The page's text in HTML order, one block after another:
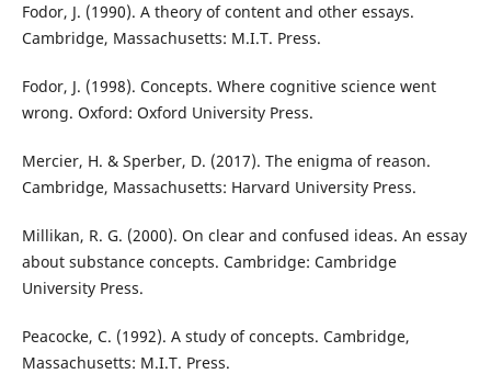
Fodor, J. (1990). A theory of content and other essays.
Cambridge, Massachusetts: M.I.T. Press.
Fodor, J. (1998). Concepts. Where cognitive science went
wrong. Oxford: Oxford University Press.
Mercier, H. & Sperber, D. (2017). The enigma of reason.
Cambridge, Massachusetts: Harvard University Press.
Millikan, R. G. (2000). On clear and confused ideas. An essay
about substance concepts. Cambridge: Cambridge
University Press.
Peacocke, C. (1992). A study of concepts. Cambridge,
Massachusetts: M.I.T. Press.